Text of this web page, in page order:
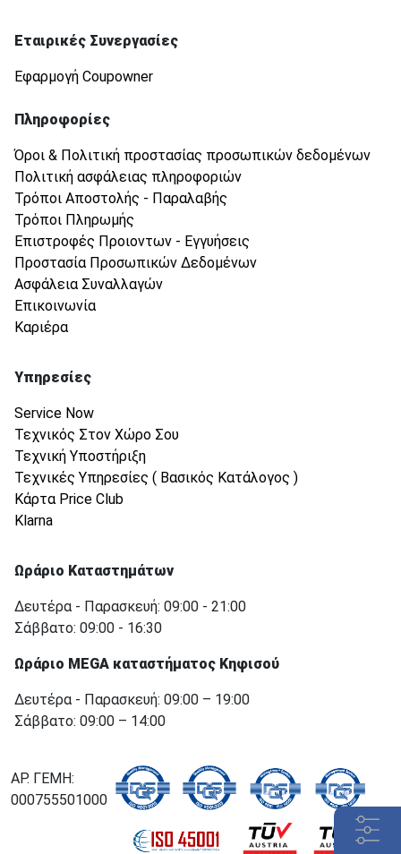
Εταιρικές Συνεργασίες
Εφαρμογή Coupowner
Πληροφορίες
Όροι & Πολιτική προστασίας προσωπικών δεδομένων
Πολιτική ασφάλειας πληροφοριών
Τρόποι Αποστολής - Παραλαβής
Τρόποι Πληρωμής
Επιστροφές Προιοντων - Εγγυήσεις
Προστασία Προσωπικών Δεδομένων
Ασφάλεια Συναλλαγών
Επικοινωνία
Καριέρα
Υπηρεσίες
Service Now
Τεχνικός Στον Χώρο Σου
Τεχνική Υποστήριξη
Τεχνικές Υπηρεσίες ( Βασικός Κατάλογος )
Κάρτα Price Club
Klarna
Ωράριο Καταστημάτων
Δευτέρα - Παρασκευή: 09:00 - 21:00
Σάββατο: 09:00 - 16:30
Ωράριο MEGA καταστήματος Κηφισού
Δευτέρα - Παρασκευή: 09:00 – 19:00
Σάββατο: 09:00 – 14:00
ΑΡ. ΓΕΜΗ:
000755501000